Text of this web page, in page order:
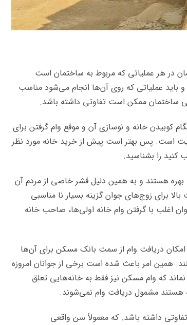
در هر عملیاتی که مربوط به ساختمان است
و باید عملیاتی که روی آن‌ها انجام می‌شود مناسب
ممکن است تفاوتی داشته باشد.
کوبیدن خانه و نوسازی آن و موقع وام گرفتن برای
است. پس بهتر است پیش از خرید خانه مورد نظر
کنید را بشناسید.
بهره هستند و به همین دلیل قشر خاصی از مردم آن
برای زوج‌های جوان گزینه بسیار نا مناسبی
اغلب با گرفتن وام خانه اولی‌ها، صاحب خانه
دریافت وام از سمت بانک مسکن برای آن‌ها
همین امر باعث شده است برخی از جوانان امروزه
که وام مسکن نیز فقط به خانه‌هایی تعلق
هستند مشمول دریافت وام نمی‌شوند.
داشته باشد. که معمولاً سن واقعی